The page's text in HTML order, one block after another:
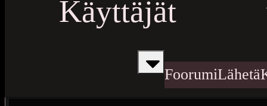
Käyttäjät
FoorumiLähetä